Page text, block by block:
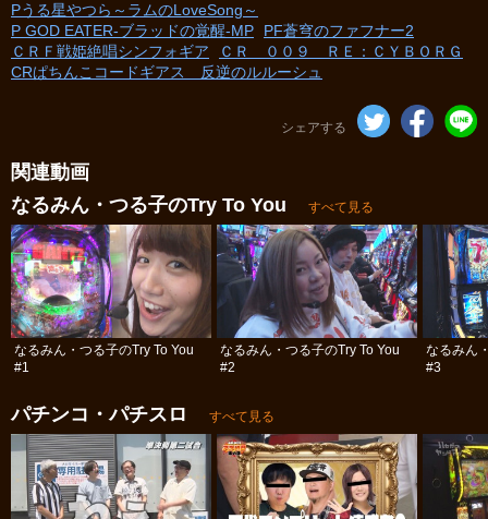
Pうる星やつら～ラムのLoveSong～
P GOD EATER‐ブラッドの覚醒‐MP
PF蒼穹のファフナー2
ＣＲＦ戦姫絶唱シンフォギア
ＣＲ ００９ ＲＥ：ＣＹＢＯＲＧ
CRぱちんこコードギアス 反逆のルルーシュ
シェアする
関連動画
なるみん・つる子のTry To You
すべて見る
なるみん・つる子のTry To You
#1
なるみん・つる子のTry To You
#2
なるみん
#3
パチンコ・パチスロ すべて見る